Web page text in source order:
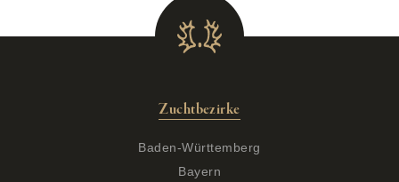
Zuchtbezirke
Baden-Württemberg
Bayern